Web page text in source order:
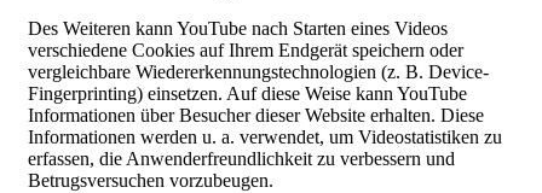
Des Weiteren kann YouTube nach Starten eines Videos
verschiedene Cookies auf Ihrem Endgerät speichern oder
vergleichbare Wiedererkennungstechnologien (z. B. Device-
Fingerprinting) einsetzen. Auf diese Weise kann YouTube
Informationen über Besucher dieser Website erhalten. Diese
Informationen werden u. a. verwendet, um Videostatistiken zu
erfassen, die Anwenderfreundlichkeit zu verbessern und
Betrugsversuchen vorzubeugen.